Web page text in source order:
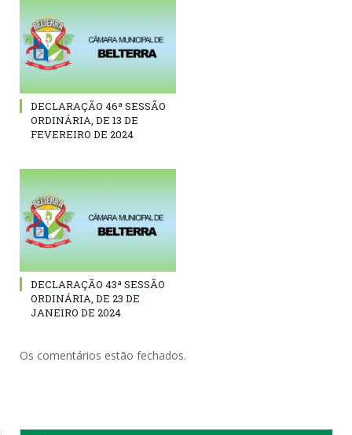
DECLARAÇÃO 46ª SESSÃO
ORDINÁRIA, DE 13 DE
FEVEREIRO DE 2024
DECLARAÇÃO 43ª SESSÃO
ORDINÁRIA, DE 23 DE
JANEIRO DE 2024
Os comentários estão fechados.